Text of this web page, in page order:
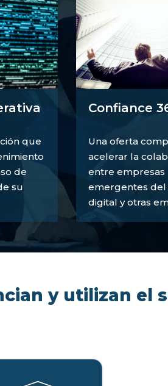
que
de
su
Confiance
Una oferta
acelerar la
entre empresas
emergentes del
digital y otras
y utilizan el